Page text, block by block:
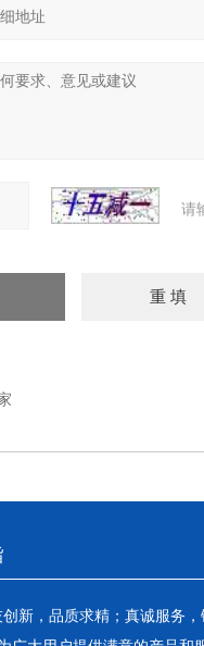
请
创新，品质求精；真诚服务